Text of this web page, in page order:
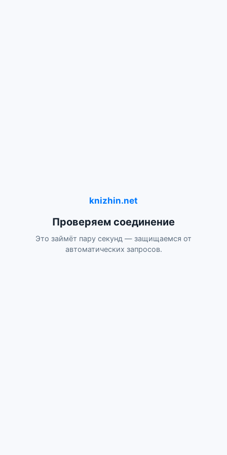
knizhin.net
Проверяем соединение
Это займёт пару секунд — защищаемся от
автоматических запросов.